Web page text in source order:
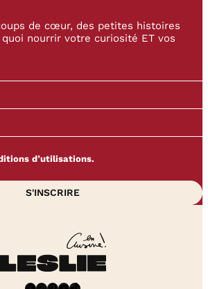
de cœur, des petites histoires
nourrir votre curiosité ET vos
d’utilisations.